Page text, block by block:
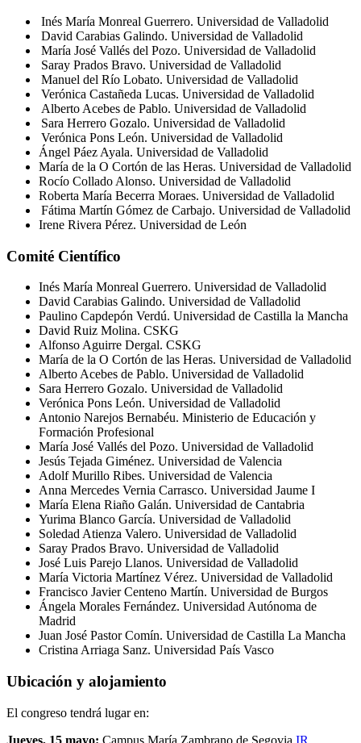
Inés María Monreal Guerrero. Universidad de Valladolid
David Carabias Galindo. Universidad de Valladolid
María José Vallés del Pozo. Universidad de Valladolid
Saray Prados Bravo. Universidad de Valladolid
Manuel del Río Lobato. Universidad de Valladolid
Verónica Castañeda Lucas. Universidad de Valladolid
Alberto Acebes de Pablo. Universidad de Valladolid
Sara Herrero Gozalo. Universidad de Valladolid
Verónica Pons León. Universidad de Valladolid
Ángel Páez Ayala. Universidad de Valladolid
María de la O Cortón de las Heras. Universidad de Valladolid
Rocío Collado Alonso. Universidad de Valladolid
Roberta María Becerra Moraes. Universidad de Valladolid
Fátima Martín Gómez de Carbajo. Universidad de Valladolid
Irene Rivera Pérez. Universidad de León
Comité Científico
Inés María Monreal Guerrero. Universidad de Valladolid
David Carabias Galindo. Universidad de Valladolid
Paulino Capdepón Verdú. Universidad de Castilla la Mancha
David Ruiz Molina. CSKG
Alfonso Aguirre Dergal. CSKG
María de la O Cortón de las Heras. Universidad de Valladolid
Alberto Acebes de Pablo. Universidad de Valladolid
Sara Herrero Gozalo. Universidad de Valladolid
Verónica Pons León. Universidad de Valladolid
Antonio Narejos Bernabéu. Ministerio de Educación y
Formación Profesional
María José Vallés del Pozo. Universidad de Valladolid
Jesús Tejada Giménez. Universidad de Valencia
Adolf Murillo Ribes. Universidad de Valencia
Anna Mercedes Vernia Carrasco. Universidad Jaume I
María Elena Riaño Galán. Universidad de Cantabria
Yurima Blanco García. Universidad de Valladolid
Soledad Atienza Valero. Universidad de Valladolid
Saray Prados Bravo. Universidad de Valladolid
José Luis Parejo Llanos. Universidad de Valladolid
María Victoria Martínez Vérez. Universidad de Valladolid
Francisco Javier Centeno Martín. Universidad de Burgos
Ángela Morales Fernández. Universidad Autónoma de
Madrid
Juan José Pastor Comín. Universidad de Castilla La Mancha
Cristina Arriaga Sanz. Universidad País Vasco
Ubicación y alojamiento
El congreso tendrá lugar en:
Jueves, 15 mayo: Campus María Zambrano de Segovia IR